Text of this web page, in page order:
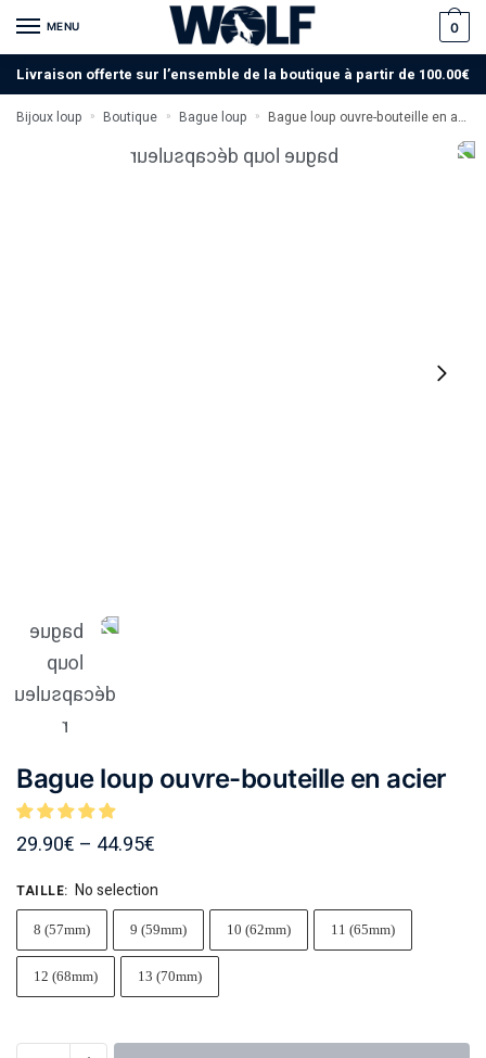
MENU 0
Livraison offerte sur l’ensemble de la boutique à partir de 100.00€
Bijoux loup » Boutique » Bague loup » Bague loup ouvre-bouteille en acier
Bague loup ouvre-bouteille en acier
29.90€ – 44.95€
TAILLE: No selection
8 (57mm) 9 (59mm) 10 (62mm) 11 (65mm)
12 (68mm) 13 (70mm)